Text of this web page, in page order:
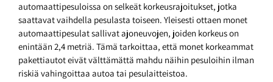
automaattipesuloissa on selkeät korkeusrajoitukset, jotka
saattavat vaihdella pesulasta toiseen. Yleisesti ottaen monet
automaattipesulat sallivat ajoneuvojen, joiden korkeus on
enintään 2,4 metriä. Tämä tarkoittaa, että monet korkeammat
pakettiautot eivät välttämättä mahdu näihin pesuloihin ilman
riskiä vahingoittaa autoa tai pesulaitteistoa.